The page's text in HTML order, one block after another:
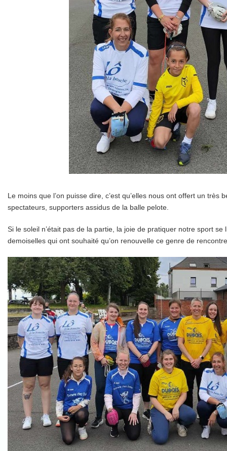
Le moins que l’on puisse dire, c’est qu’elles nous ont offert un très
spectateurs, supporters assidus de la balle pelote.
Si le soleil n’était pas de la partie, la joie de pratiquer notre sport
demoiselles qui ont souhaité qu’on renouvelle ce genre de